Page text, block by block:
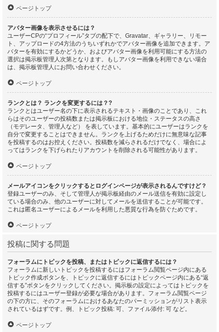
ページトップ
アバター画像を表示させるには？
ユーザーCPの“プロフィール”タブの配下で、Gravatar、ギャラリー、リモー
ト、アップロードの4方法のうちいずれかでアバター画像を追加できます。ア
バターを有効にするかどうか、およびアバター画像を利用可能にする方法の
選択は掲示板管理人次第となります。もしアバター画像を利用できない場合
は、掲示板管理人にお問い合わせください。
ページトップ
ランクとは？ ランクを変更するには？?
ランクとはユーザー名の下に表示されるテキスト・画像のことであり、これ
らはそのユーザーの投稿数または掲示板における地位・ステータスの高さ
（モデレータ、管理人など） を表しています。基本的にユーザーはランクを
自分で変更することはできません。ランクを上げるためだけに無意味な記事
を投稿するのはお控えください。投稿数を減らされるだけでなく、場合によ
ってはランクを下げられたりアカウントを削除される可能性があります。
ページトップ
メールアイコンをクリックするとログインページが表示されるんですけど？
登録ユーザーのみ、そして管理人が掲示板経由のメール送信を有効に設定し
ている場合のみ、他のユーザーに対してメールを送信することが可能です。
これは匿名ユーザーによるメールを利用した悪質な行為を防ぐためです。
ページトップ
投稿に関する問題
フォーラムにトピックを投稿、またはトピックに返信するには？
フォーラムに新しいトピックを投稿するにはフォーラム閲覧ページ内にある
トピック作成ボタンを、トピックに返信するにはトピックページ内にある“返
信する”ボタンをクリックしてください。掲示板の設定によってはトピックを
投稿するにはユーザー登録が必要な場合があります。フォーラム閲覧ページ
の下の方に、そのフォーラムにおけるあなたのパーミッションがリスト表示
されているはずです。例、トピック投稿: 可、ファイル添付: 可 など。
ページトップ